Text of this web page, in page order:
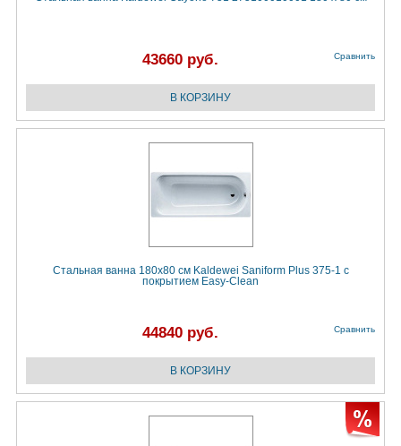
43660 руб. Сравнить
Стальная ванна 180х80 см Kaldewei Saniform Plus 375-1 с
покрытием Easy-Clean
44840 руб. Сравнить